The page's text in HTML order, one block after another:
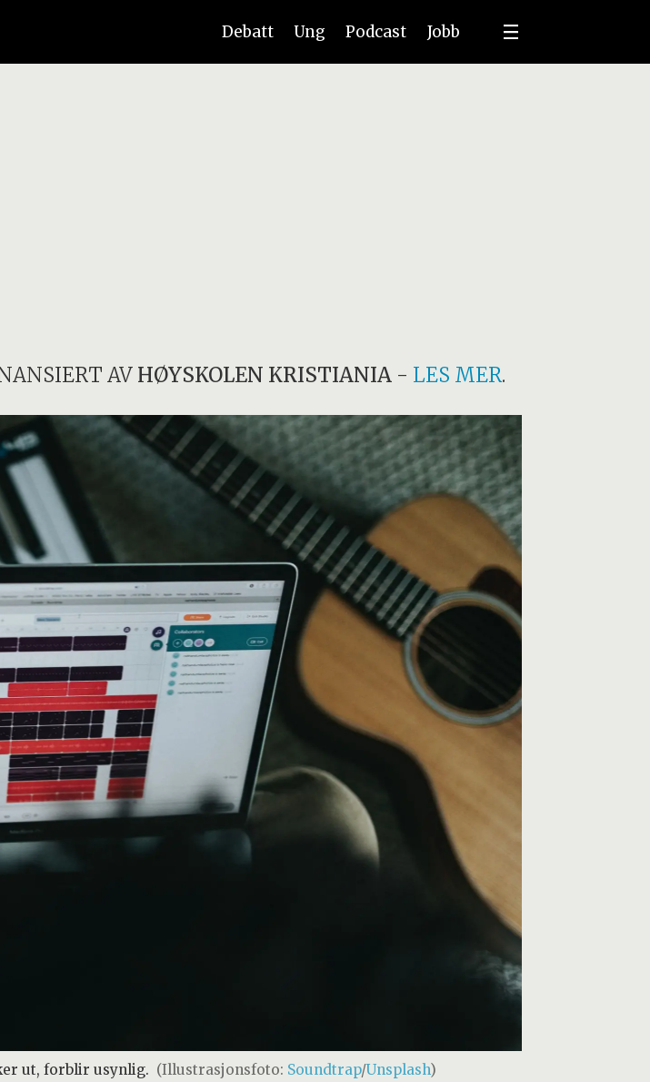
Debatt Ung Podcast Jobb
AV HØYSKOLEN KRISTIANIA- LES MER.
ut, forblir usynlig. (Illustrasjonsfoto: Soundtrap/Unsplash)